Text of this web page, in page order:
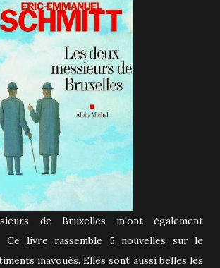
de Bruxelles m'ont également
Ce livre rassemble 5 nouvelles sur le
inavoués. Elles sont aussi belles les